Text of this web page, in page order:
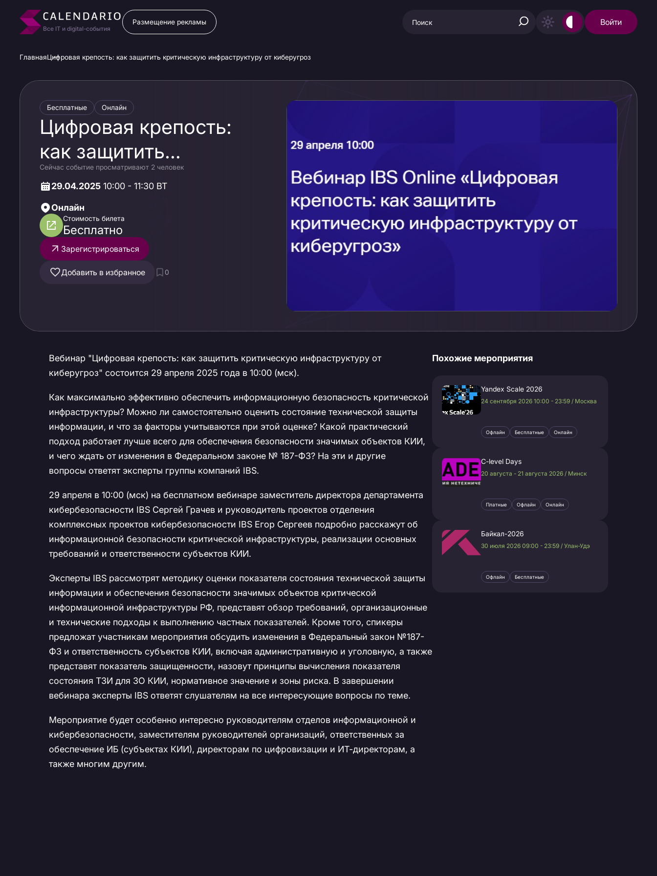
Все IT и digital-события
Размещение рекламы Войти
ГлавнаяЦифровая крепость: как защитить критическую инфраструктуру от киберугроз
Бесплатные Онлайн
Цифровая крепость:
как защитить
критическую
инфраструктуру от
киберугроз
Сейчас событие просматривают 2 человек
29.04.2025 10:00 - 11:30 ВТ
Онлайн
Стоимость билета
Бесплатно
Зарегистрироваться
Добавить в избранное 0
Вебинар "Цифровая крепость: как защитить критическую инфраструктуру от
киберугроз" состоится 29 апреля 2025 года в 10:00 (мск).
Как максимально эффективно обеспечить информационную безопасность критической
инфраструктуры? Можно ли самостоятельно оценить состояние технической защиты
информации, и что за факторы учитываются при этой оценке? Какой практический
подход работает лучше всего для обеспечения безопасности значимых объектов КИИ,
и чего ждать от изменения в Федеральном законе № 187-ФЗ? На эти и другие
вопросы ответят эксперты группы компаний IBS.
29 апреля в 10:00 (мск) на бесплатном вебинаре заместитель директора департамента
кибербезопасности IBS Сергей Грачев и руководитель проектов отделения
комплексных проектов кибербезопасности IBS Егор Сергеев подробно расскажут об
информационной безопасности критической инфраструктуры, реализации основных
требований и ответственности субъектов КИИ.
Эксперты IBS рассмотрят методику оценки показателя состояния технической защиты
информации и обеспечения безопасности значимых объектов критической
информационной инфраструктуры РФ, представят обзор требований, организационные
и технические подходы к выполнению частных показателей. Кроме того, спикеры
предложат участникам мероприятия обсудить изменения в Федеральный закон №187-
ФЗ и ответственность субъектов КИИ, включая административную и уголовную, а также
представят показатель защищенности, назовут принципы вычисления показателя
состояния ТЗИ для ЗО КИИ, нормативное значение и зоны риска. В завершении
вебинара эксперты IBS ответят слушателям на все интересующие вопросы по теме.
Мероприятие будет особенно интересно руководителям отделов информационной и
кибербезопасности, заместителям руководителей организаций, ответственных за
обеспечение ИБ (субъектах КИИ), директорам по цифровизации и ИТ-директорам, а
также многим другим.
Похожие мероприятия
Yandex Scale 2026
24 сентября 2026 10:00 - 23:59 / Москва
Офлайн Бесплатные Онлайн
C-level Days
20 августа - 21 августа 2026 / Минск
Платные Офлайн Онлайн
Байкал-2026
30 июля 2026 09:00 - 23:59 / Улан-Удэ
Офлайн Бесплатные